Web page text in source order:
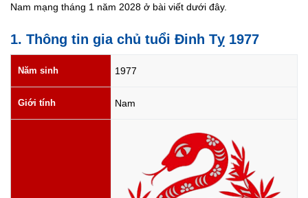
Nam mạng tháng 1 năm 2028 ở bài viết dưới đây.
1. Thông tin gia chủ tuổi Đinh Tỵ 1977
Năm sinh 1977
Giới tính Nam